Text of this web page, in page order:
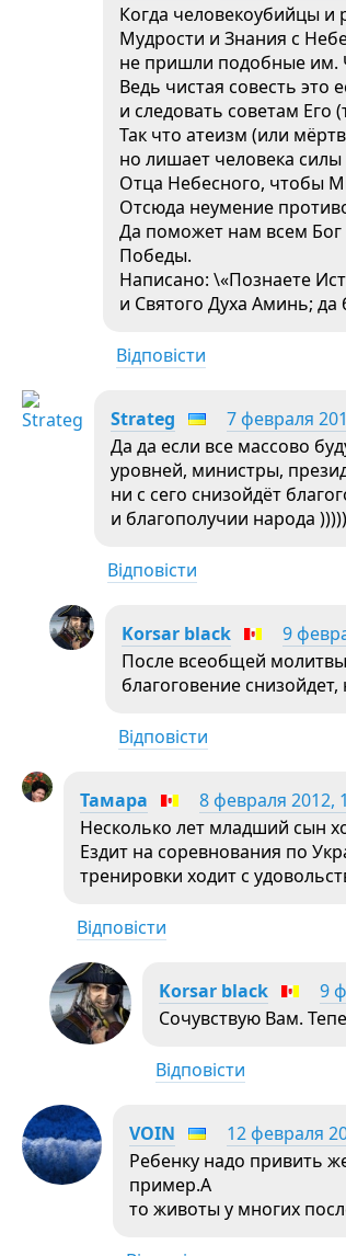
Когда человекоубийцы и
Мудрости и Знания с
не пришли подобные им.
Ведь чистая совесть это
и следовать советам Его
Так что атеизм (или
но лишает человека
Отца Небесного, чтобы
Отсюда неумение
Да поможет нам всем Бог
Победы.
Написано: \«Познаете
и Святого Духа Аминь;
Відповісти
Strateg 7 февраля
Да да если все массово
уровней, министры,
ни с сего снизойдёт
и благополучии народа
Відповісти
Korsar black 9
После всеобщей
благоговение
Відповісти
Тамара 8 февраля 2012,
Несколько лет младший сын
Ездит на соревнования по
тренировки ходит с
Відповісти
Korsar black 9
Сочувствую Вам.
Відповісти
VOIN 12 февраля
Ребенку надо привить
пример.А
то животы у многих